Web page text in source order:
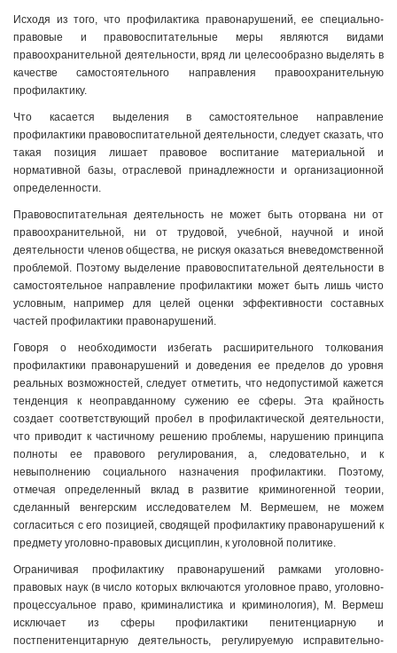
Исходя из того, что профилактика правонарушений, ее специально-
правовые и правовоспитательные меры являются видами
правоохранительной деятельности, вряд ли целесообразно выделять в
качестве самостоятельного направления правоохранительную
профилактику.
Что касается выделения в самостоятельное направление
профилактики правовоспитательной деятельности, следует сказать, что
такая позиция лишает правовое воспитание материальной и
нормативной базы, отраслевой принадлежности и организационной
определенности.
Правовоспитательная деятельность не может быть оторвана ни от
правоохранительной, ни от трудовой, учебной, научной и иной
деятельности членов общества, не рискуя оказаться вневедомственной
проблемой. Поэтому выделение правовоспитательной деятельности в
самостоятельное направление профилактики может быть лишь чисто
условным, например для целей оценки эффективности составных
частей профилактики правонарушений.
Говоря о необходимости избегать расширительного толкования
профилактики правонарушений и доведения ее пределов до уровня
реальных возможностей, следует отметить, что недопустимой кажется
тенденция к неоправданному сужению ее сферы. Эта крайность
создает соответствующий пробел в профилактической деятельности,
что приводит к частичному решению проблемы, нарушению принципа
полноты ее правового регулирования, а, следовательно, и к
невыполнению социального назначения профилактики. Поэтому,
отмечая определенный вклад в развитие криминогенной теории,
сделанный венгерским исследователем М. Вермешем, не можем
согласиться с его позицией, сводящей профилактику правонарушений к
предмету уголовно-правовых дисциплин, к уголовной политике.
Ограничивая профилактику правонарушений рамками уголовно-
правовых наук (в число которых включаются уголовное право, уголовно-
процессуальное право, криминалистика и криминология), М. Вермеш
исключает из сферы профилактики пенитенциарную и
постпенитенцитарную деятельность, регулируемую исправительно-